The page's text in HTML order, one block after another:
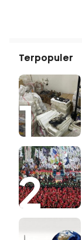
Terpopuler